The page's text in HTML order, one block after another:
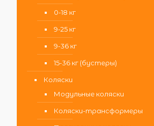
0-18 кг
9-25 кг
9-36 кг
15-36 кг (бустеры)
Коляски
Модульные коляски
Коляски-трансформеры